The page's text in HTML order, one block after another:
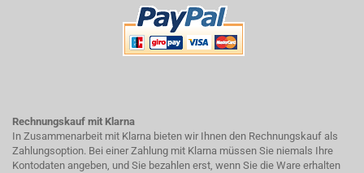
Rechnungskauf mit Klarna
In Zusammenarbeit mit Klarna bieten wir Ihnen den Rechnungskauf als
Zahlungsoption. Bei einer Zahlung mit Klarna müssen Sie niemals Ihre
Kontodaten angeben, und Sie bezahlen erst, wenn Sie die Ware erhalten